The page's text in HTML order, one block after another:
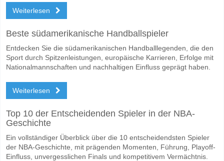
Weiterlesen
Beste südamerikanische Handballspieler
Entdecken Sie die südamerikanischen Handballlegenden, die den
Sport durch Spitzenleistungen, europäische Karrieren, Erfolge mit
Nationalmannschaften und nachhaltigen Einfluss geprägt haben.
Weiterlesen
Top 10 der Entscheidenden Spieler in der NBA-
Geschichte
Ein vollständiger Überblick über die 10 entscheidendsten Spieler
der NBA-Geschichte, mit prägenden Momenten, Führung, Playoff-
Einfluss, unvergesslichen Finals und kompetitivem Vermächtnis.